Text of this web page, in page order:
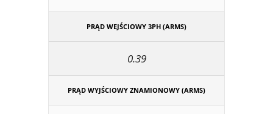
PRĄD WEJŚCIOWY 3PH (ARMS)
0.39
PRĄD WYJŚCIOWY ZNAMIONOWY (ARMS)